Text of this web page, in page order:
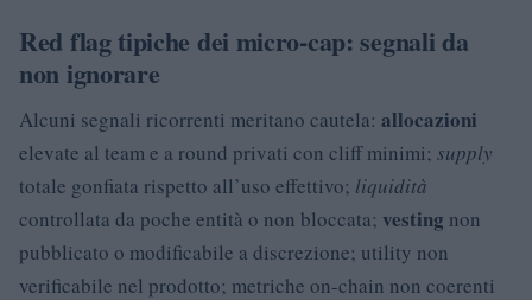
Red flag tipiche dei micro-cap: segnali da
non ignorare
Alcuni segnali ricorrenti meritano cautela: allocazioni
elevate al team e a round privati con cliff minimi; supply
totale gonfiata rispetto all’uso effettivo; liquidità
controllata da poche entità o non bloccata; vesting non
pubblicato o modificabile a discrezione; utility non
verificabile nel prodotto; metriche on-chain non coerenti